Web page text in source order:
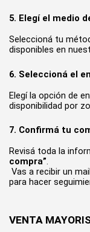
5. Elegí el medio
Seleccioná tu
disponibles en
6. Seleccioná el
Elegí la opción de
disponibilidad por
7. Confirmá tu
Revisá toda la
compra”.
para hacer
VENTA